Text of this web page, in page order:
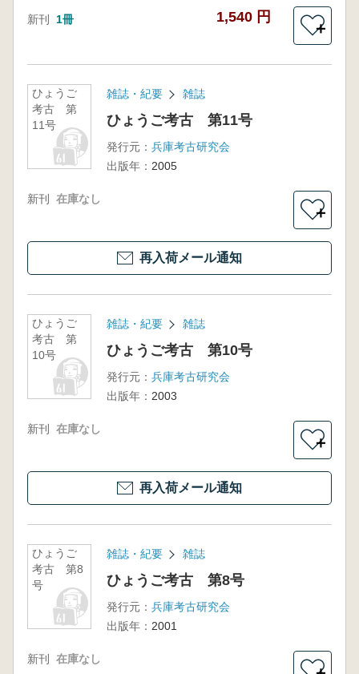
新刊 1冊 1,540 円
＋
ひょうご
考古 第
11号
雑誌・紀要 雑誌
ひょうご考古 第11号
発行元： 兵庫考古研究会
出版年： 2005
新刊 在庫なし
＋
再入荷メール通知
ひょうご
考古 第
10号
雑誌・紀要 雑誌
ひょうご考古 第10号
発行元： 兵庫考古研究会
出版年： 2003
新刊 在庫なし
＋
再入荷メール通知
ひょうご
考古 第8
号
雑誌・紀要 雑誌
ひょうご考古 第8号
発行元： 兵庫考古研究会
出版年： 2001
新刊 在庫なし